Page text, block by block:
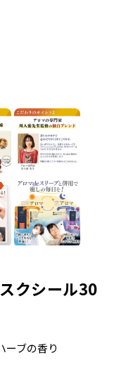
クシール30
ーブの香り